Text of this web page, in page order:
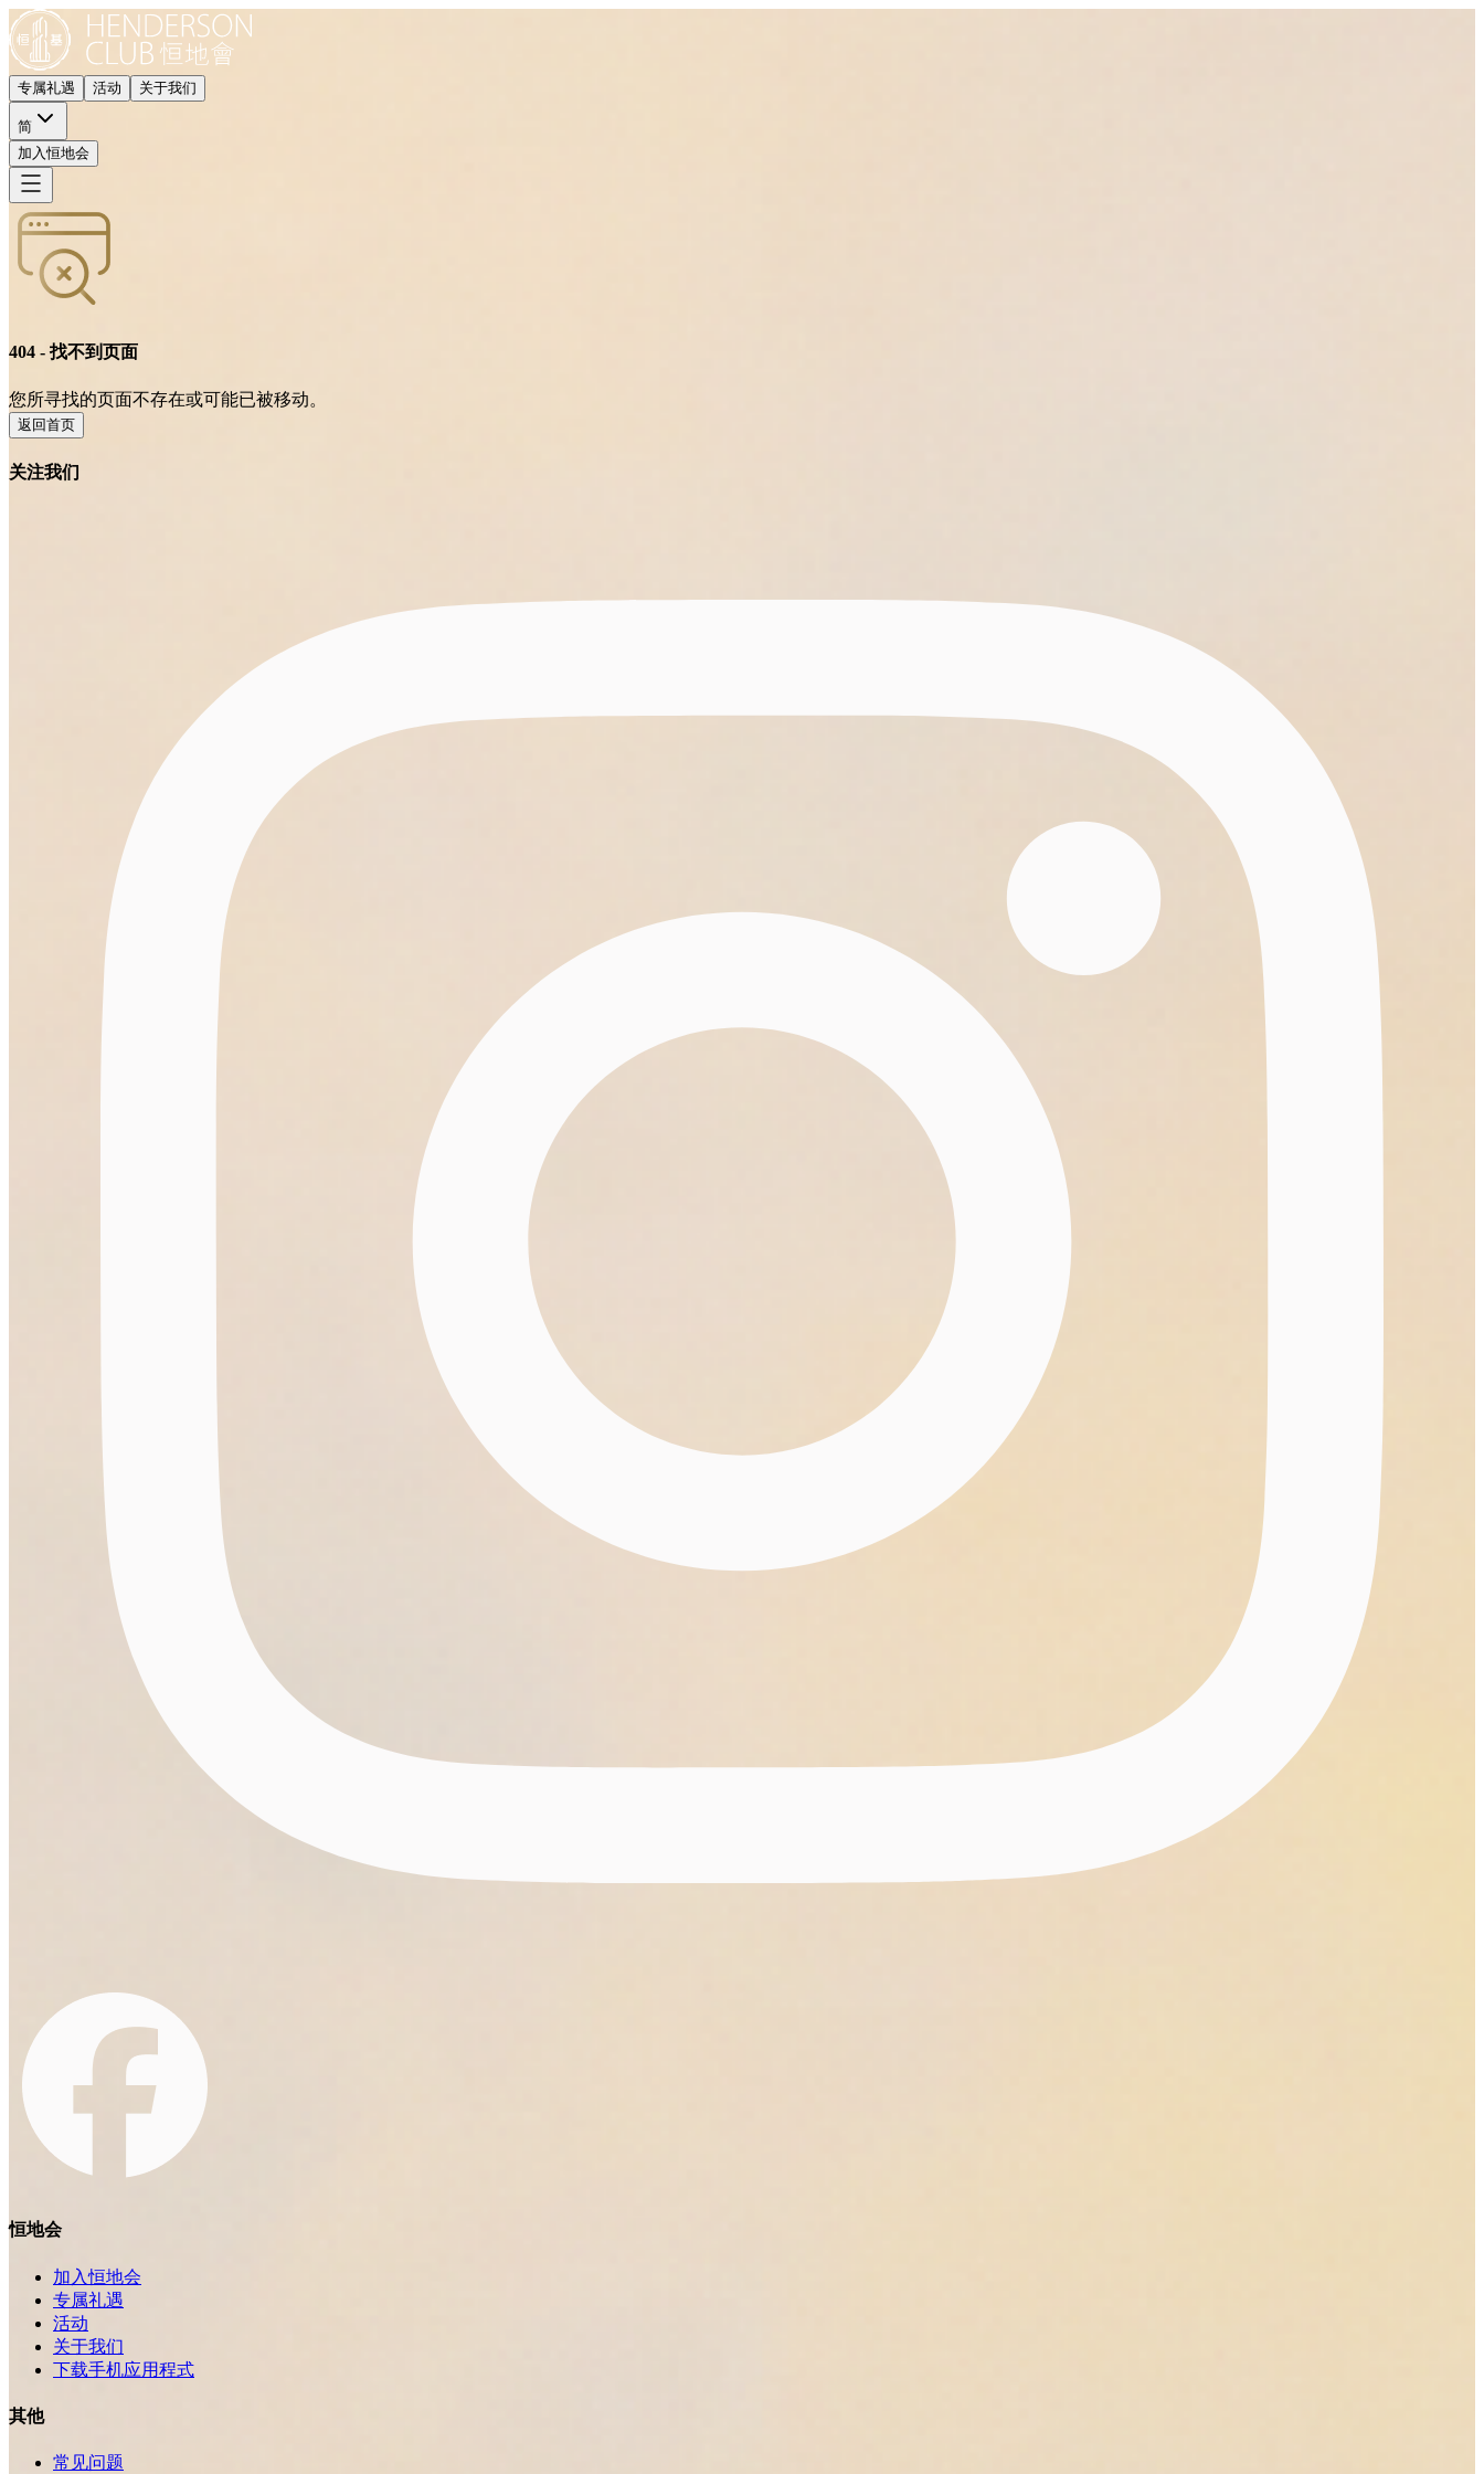
专属礼遇 活动 关于我们
简
加入恒地会
404 - 找不到页面
您所寻找的页面不存在或可能已被移动。
返回首页
关注我们
恒地会
加入恒地会
专属礼遇
活动
关于我们
下载手机应用程式
其他
常见问题